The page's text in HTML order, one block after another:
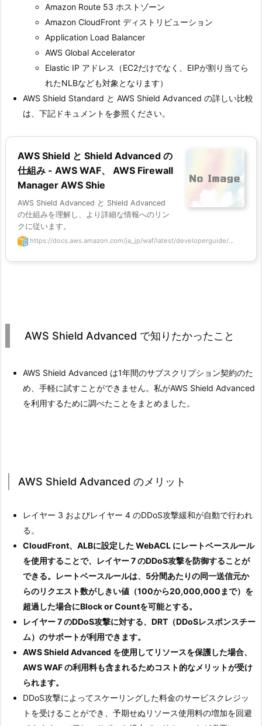
Amazon Route 53 ホストゾーン
Amazon CloudFront ディストリビューション
Application Load Balancer
AWS Global Accelerator
Elastic IP アドレス（EC2だけでなく、EIPが割り当てら
れたNLBなども対象となります）
AWS Shield Standard と AWS Shield Advanced の詳しい比較
は、下記ドキュメントを参照ください。
AWS Shield と Shield Advanced の
仕組み - AWS WAF、 AWS Firewall
Manager AWS Shie
AWS Shield Advanced と Shield Advanced
の仕組みを理解し、より詳細な情報へのリン
クに従います。
https://docs.aws.amazon.com/ja_jp/waf/latest/developerguide/...
AWS Shield Advanced で知りたかったこと
AWS Shield Advanced は1年間のサブスクリプション契約のた
め、手軽に試すことができません。私がAWS Shield Advanced
を利用するために調べたことをまとめました。
AWS Shield Advanced のメリット
レイヤー 3 およびレイヤー 4 のDDoS攻撃緩和が自動で行われ
る。
CloudFront、ALBに設定した WebACL にレートベースルール
を使用することで、レイヤー 7 のDDoS攻撃を防御することが
できる。レートベースルールは、5分間あたりの同一送信元か
らのリクエスト数がしきい値（100から20,000,000まで）を
超過した場合にBlock or Countを可能とする。
レイヤー 7 のDDoS攻撃に対する、DRT（DDoSレスポンスチー
ム）のサポートが利用できます。
AWS Shield Advanced を使用してリソースを保護した場合、
AWS WAF の利用料も含まれるためコスト的なメリットが受け
られます。
DDoS攻撃によってスケーリングした料金のサービスクレジッ
トを受けることができ、予期せぬリソース使用料の増加を回避